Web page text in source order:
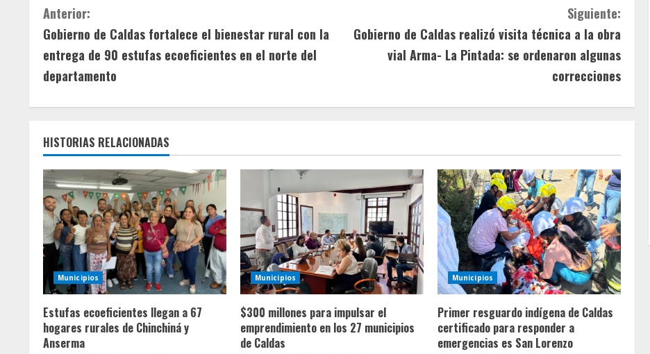
S
i
g
u
e
l
e
y
e
n
d
o
Anterior:
Gobierno de Caldas fortalece el bienestar rural con la
entrega de 90 estufas ecoeficientes en el norte del
departamento
Siguiente:
Gobierno de Caldas realizó visita técnica a la obra
vial Arma- La Pintada: se ordenaron algunas
correcciones
HISTORIAS RELACIONADAS
Municipios
Estufas ecoeficientes llegan a 67
hogares rurales de Chinchiná y
Anserma
Municipios
$300 millones para impulsar el
emprendimiento en los 27 municipios
de Caldas
Municipios
Primer resguardo indígena de Caldas
certificado para responder a
emergencias es San Lorenzo